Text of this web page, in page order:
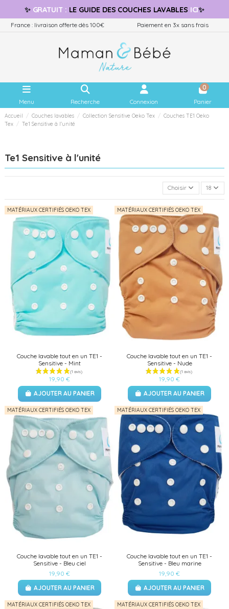
✨ GRATUIT: LE GUIDE DES COUCHES LAVABLES ICI✨
France : livraison offerte dès 100€ Paiement en 3x sans frais
Menu Recherche Connexion
0
Panier
Accueil Couches lavables Collection Sensitive Oeko Tex
Couches TE1 Oeko
Tex
Te1 Sensitive à l'unité
Te1 Sensitive à l'unité
Choisir 18
MATÉRIAUX CERTIFIÉS OEKO TEX
Couche lavable tout en un TE1 -
Sensitive - Mint
19,90 €
AJOUTER AU PANIER
MATÉRIAUX CERTIFIÉS OEKO TEX
Couche lavable tout en un TE1 -
Sensitive - Nude
19,90 €
AJOUTER AU PANIER
MATÉRIAUX CERTIFIÉS OEKO TEX
Couche lavable tout en un TE1 -
Sensitive - Bleu ciel
19,90 €
AJOUTER AU PANIER
MATÉRIAUX CERTIFIÉS OEKO TEX
Couche lavable tout en un TE1 -
Sensitive - Bleu marine
19,90 €
AJOUTER AU PANIER
MATÉRIAUX CERTIFIÉS OEKO TEX MATÉRIAUX CERTIFIÉS OEKO TEX